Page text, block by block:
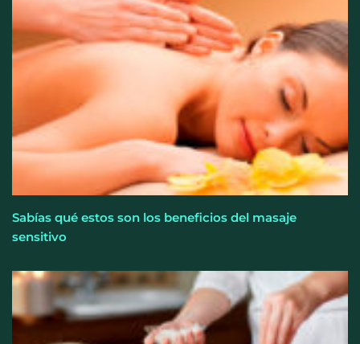
Sabías qué estos son los beneficios del masaje
sensitivo